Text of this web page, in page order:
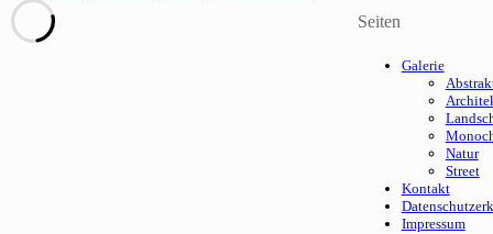
Seiten
Galerie
Natur
Street
Kontakt
Impressum